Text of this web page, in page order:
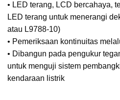
• LED terang, LCD bercahaya,
LED terang untuk menerangi
atau L9788-10)
• Pemeriksaan kontinuitas
• Dibangun pada pengukur
untuk menguji sistem
kendaraan listrik